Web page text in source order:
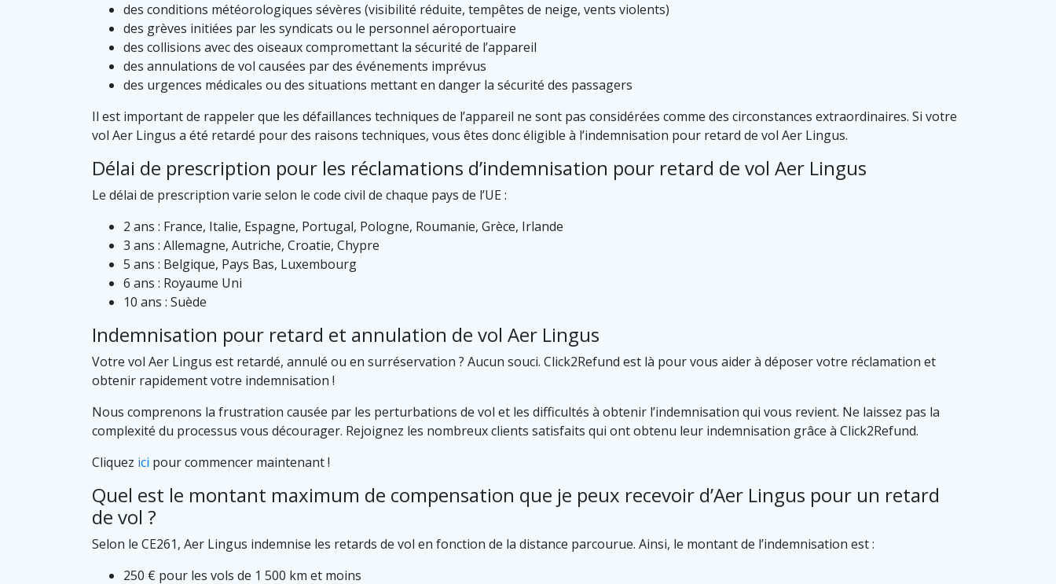
des conditions météorologiques sévères (visibilité réduite, tempêtes de neige, vents violents)
des grèves initiées par les syndicats ou le personnel aéroportuaire
des collisions avec des oiseaux compromettant la sécurité de l’appareil
des annulations de vol causées par des événements imprévus
des urgences médicales ou des situations mettant en danger la sécurité des passagers
Il est important de rappeler que les défaillances techniques de l’appareil ne sont pas considérées comme des circonstances extraordinaires. Si votre
vol Aer Lingus a été retardé pour des raisons techniques, vous êtes donc éligible à l’indemnisation pour retard de vol Aer Lingus.
Délai de prescription pour les réclamations d’indemnisation pour retard de vol Aer Lingus
Le délai de prescription varie selon le code civil de chaque pays de l’UE :
2 ans : France, Italie, Espagne, Portugal, Pologne, Roumanie, Grèce, Irlande
3 ans : Allemagne, Autriche, Croatie, Chypre
5 ans : Belgique, Pays Bas, Luxembourg
6 ans : Royaume Uni
10 ans : Suède
Indemnisation pour retard et annulation de vol Aer Lingus
Votre vol Aer Lingus est retardé, annulé ou en surréservation ? Aucun souci. Click2Refund est là pour vous aider à déposer votre réclamation et
obtenir rapidement votre indemnisation !
Nous comprenons la frustration causée par les perturbations de vol et les difficultés à obtenir l’indemnisation qui vous revient. Ne laissez pas la
complexité du processus vous décourager. Rejoignez les nombreux clients satisfaits qui ont obtenu leur indemnisation grâce à Click2Refund.
Cliquez ici pour commencer maintenant !
Quel est le montant maximum de compensation que je peux recevoir d’Aer Lingus pour un retard
de vol ?
Selon le CE261, Aer Lingus indemnise les retards de vol en fonction de la distance parcourue. Ainsi, le montant de l’indemnisation est :
250 € pour les vols de 1 500 km et moins